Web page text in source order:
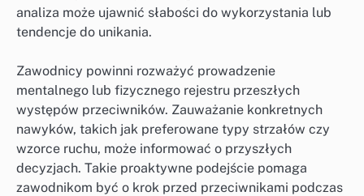
analiza może ujawnić słabości do wykorzystania lub
tendencje do unikania.
Zawodnicy powinni rozważyć prowadzenie
mentalnego lub fizycznego rejestru przeszłych
występów przeciwników. Zauważanie konkretnych
nawyków, takich jak preferowane typy strzałów czy
wzorce ruchu, może informować o przyszłych
decyzjach. Takie proaktywne podejście pomaga
zawodnikom być o krok przed przeciwnikami podczas